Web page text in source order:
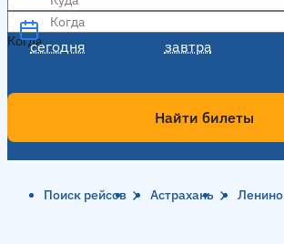
Когда
сегодня завтра
Когда
Найти билеты
Поиск рейсов Астрахань Ленино